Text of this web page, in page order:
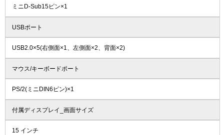
ミニD-Sub15ピン×1
USBポート
USB2.0×5(右側面×1、左側面×2、背面×2)
マウス/キーボードポート
PS/2(ミニDIN6ピン)×1
付属ディスプレイ_画面サイズ
15 インチ